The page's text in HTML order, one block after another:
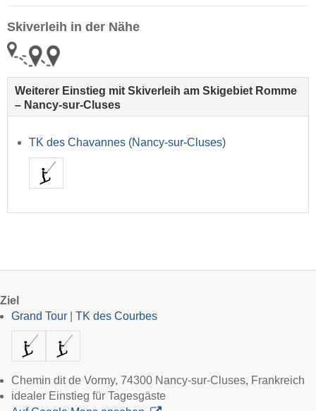
Skiverleih in der Nähe
Weiterer Einstieg mit Skiverleih am Skigebiet Romme
– Nancy-sur-Cluses
TK des Chavannes (Nancy-sur-Cluses)
Ziel
Grand Tour
TK des Courbes
Chemin dit de Vormy, 74300 Nancy-sur-Cluses, Frankreich
idealer Einstieg für Tagesgäste